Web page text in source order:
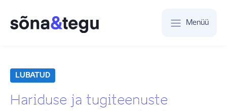
Menüü
LUBATUD
Hariduse ja tugiteenuste